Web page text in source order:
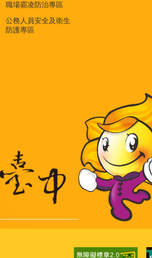
職場霸凌防治專區
公務人員安全及衛生
防護專區